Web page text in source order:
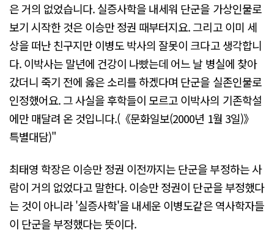
은 거의 없었습니다. 실증사학을 내세워 단군을 가상인물로
보기 시작한 것은 이승만 정권 때부터지요. 그리고 이미 세
상을 떠난 친구지만 이병도 박사의 잘못이 크다고 생각합니
다. 이박사는 말년에 건강이 나빴는데 어느 날 병실에 찾아
갔더니 죽기 전에 옳은 소리를 하겠다며 단군을 실존인물로
인정했어요. 그 사실을 후학들이 모르고 이박사의 기존학설
에만 매달려 온 것입니다.(《문화일보(2000년 1월 3일)》
특별대담)"
최태영 학장은 이승만 정권 이전까지는 단군을 부정하는 사
람이 거의 없었다고 말한다. 이승만 정권이 단군을 부정했다
는 것이 아니라 '실증사학'을 내세운 이병도같은 역사학자들
이 단군을 부정했다는 뜻이다.